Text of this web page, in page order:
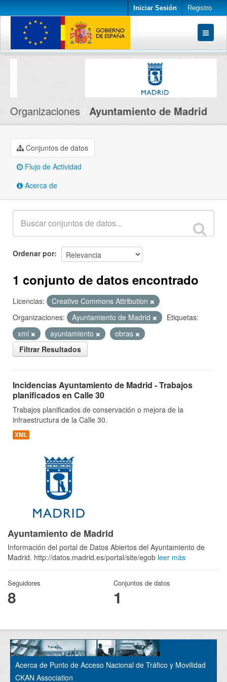
Iniciar Sesión Registro
Conjuntos de datos
Organizaciones Ayuntamiento de Madrid
Conjuntos de datos
Flujo de Actividad
Acerca de
Ordenar por
1 conjunto de datos encontrado
Licencias:
Creative Commons Attribution
Organizaciones:
Ayuntamiento de Madrid
Etiquetas:
xml
ayuntamiento
obras
Filtrar Resultados
Incidencias Ayuntamiento de Madrid - Trabajos
planificados en Calle 30
Trabajos planificados de conservación o mejora de la
infraestructura de la Calle 30.
XML
Ayuntamiento de Madrid
Información del portal de Datos Abiertos del Ayuntamiento de
Madrid. http://datos.madrid.es/portal/site/egob leer más
Seguidores
8
Conjuntos de datos
1
Acerca de Punto de Acceso Nacional de Tráfico y Movilidad
CKAN Association